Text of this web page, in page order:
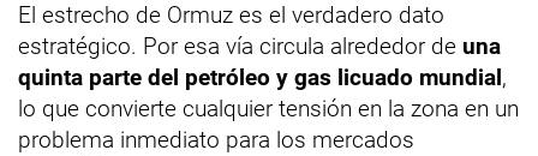
El estrecho de Ormuz es el verdadero dato
estratégico. Por esa vía circula alrededor de una
quinta parte del petróleo y gas licuado mundial,
lo que convierte cualquier tensión en la zona en un
problema inmediato para los mercados